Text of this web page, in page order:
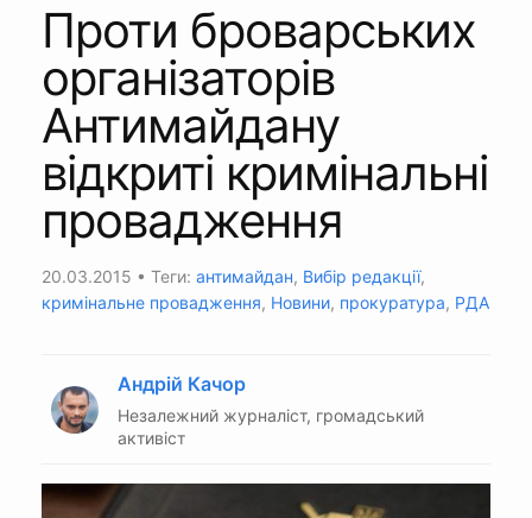
Проти броварських
організаторів
Антимайдану
відкриті кримінальні
провадження
20.03.2015 • Теги: антимайдан, Вибір редакції,
кримінальне провадження, Новини, прокуратура, РДА
Андрій Качор
Незалежний журналіст, громадський
активіст